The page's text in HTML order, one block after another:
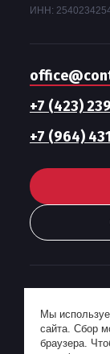
ИНН:
+7 (423)
+7 (964)
Политика
Мы
сайта. Сбор
браузера.